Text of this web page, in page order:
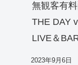
無観客有
THE DAY
LIVE＆
2023年9月6日